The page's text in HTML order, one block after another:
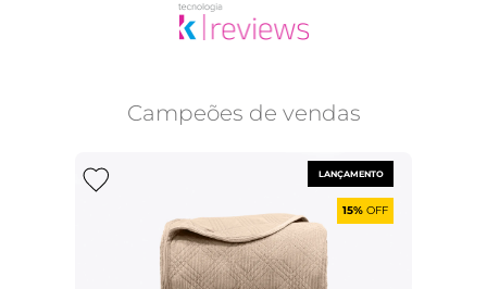
Campeões de vendas
LANÇAMENTO
15% OFF